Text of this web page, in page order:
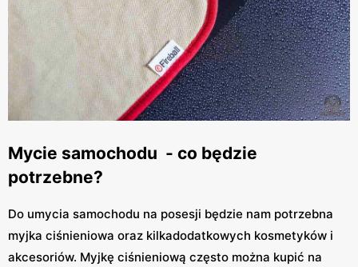
Mycie samochodu - co będzie
potrzebne?
Do umycia samochodu na posesji będzie nam potrzebna
myjka ciśnieniowa oraz kilkadodatkowych kosmetyków i
akcesoriów. Myjkę ciśnieniową często można kupić na